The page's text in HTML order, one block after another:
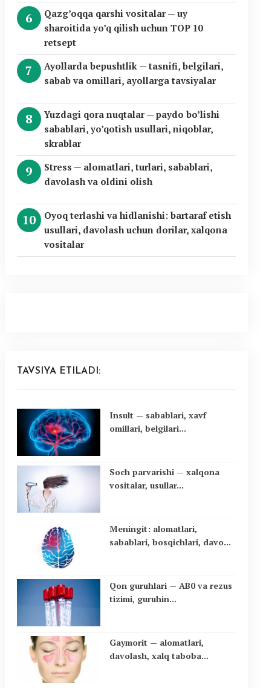
Qazg’oqqa qarshi vositalar — uy
sharoitida yo’q qilish uchun TOP 10
retsept
Ayollarda bepushtlik — tasnifi, belgilari,
sabab va omillari, ayollarga tavsiyalar
Yuzdagi qora nuqtalar — paydo bo’lishi
sabablari, yo’qotish usullari, niqoblar,
skrablar
Stress — alomatlari, turlari, sabablari,
davolash va oldini olish
Oyoq terlashi va hidlanishi: bartaraf etish
usullari, davolash uchun dorilar, xalqona
vositalar
TAVSIYA ETILADI:
Insult — sabablari, xavf
omillari, belgilari...
Soch parvarishi — xalqona
vositalar, usullar...
Meningit: alomatlari,
sabablari, bosqichlari, davo...
Qon guruhlari — AB0 va rezus
tizimi, guruhin...
Gaymorit — alomatlari,
davolash, xalq taboba...